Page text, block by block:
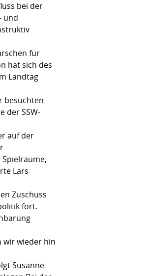
bei der
und
für
hat sich des
Landtag
besuchten
der SSW-
auf der
Lars
Zuschuss
fort.
wir wieder hin
Susanne